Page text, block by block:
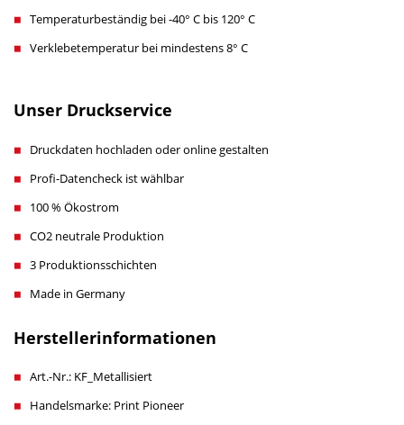
Temperaturbeständig bei -40° C bis 120° C
Verklebetemperatur bei mindestens 8° C
Unser Druckservice
Druckdaten hochladen oder online gestalten
Profi-Datencheck ist wählbar
100 % Ökostrom
CO2 neutrale Produktion
3 Produktionsschichten
Made in Germany
Herstellerinformationen
Art.-Nr.: KF_Metallisiert
Handelsmarke: Print Pioneer